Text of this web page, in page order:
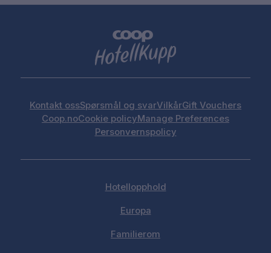
Kontakt ossSpørsmål og svarVilkårGift Vouchers
Coop.noCookie policyManage Preferences
Personvernspolicy
Hotellopphold
Europa
Familierom